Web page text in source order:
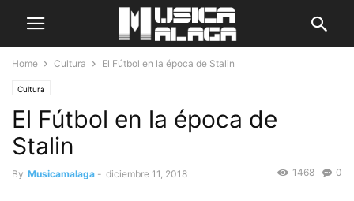
Home Cultura El Fútbol en la época de Stalin
Cultura
El Fútbol en la época de
Stalin
By Musicamalaga - diciembre 11, 2018 0
1468